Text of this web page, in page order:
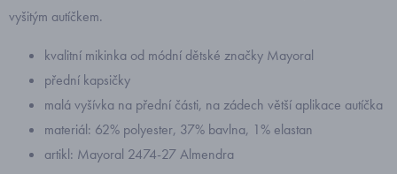
vyšitým autíčkem.
kvalitní mikinka od módní dětské značky Mayoral
přední kapsičky
malá vyšívka na přední části, na zádech větší aplikace autíčka
materiál: 62% polyester, 37% bavlna, 1% elastan
artikl: Mayoral 2474-27 Almendra